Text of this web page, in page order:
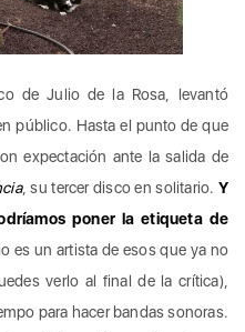
de Julio de la Rosa, levantó
público. Hasta el punto de que
expectación ante la salida de
, su tercer disco en solitario. Y
poner la etiqueta de
es un artista de esos que ya no
verlo al final de la crítica),
para hacer bandas sonoras.